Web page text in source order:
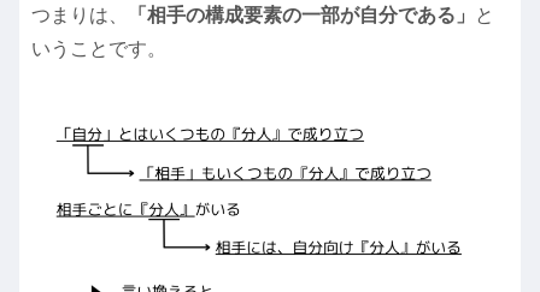
つまりは、 「相手の構成要素の一部が自分である」
と
いうことです。